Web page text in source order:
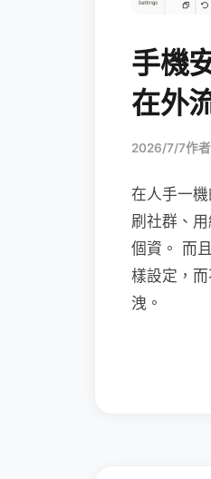
手機
在外
2026/7/7作者
在人手一
刷社群、
個資。 而
樣設定，
洩。